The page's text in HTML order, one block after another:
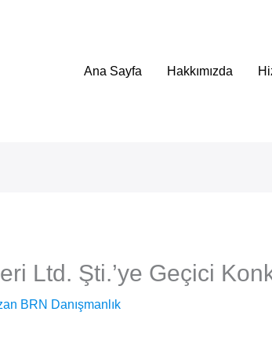
Ana Sayfa Hakkımızda
Ltd. Şti.’ye Geçici
BRN Danışmanlık